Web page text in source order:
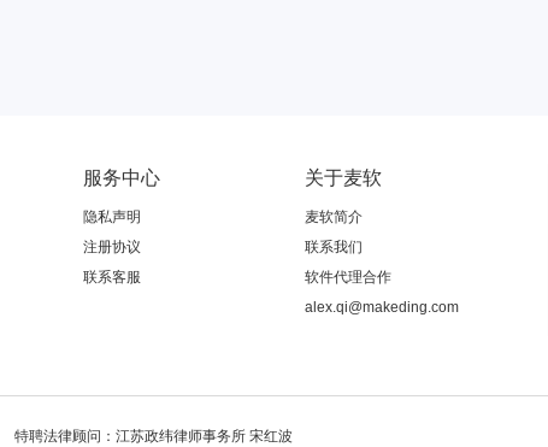
服务中心
隐私声明
注册协议
联系客服
关于麦软
麦软简介
联系我们
软件代理合作
alex.qi@makeding.com
特聘法律顾问：江苏政纬律师事务所 宋红波